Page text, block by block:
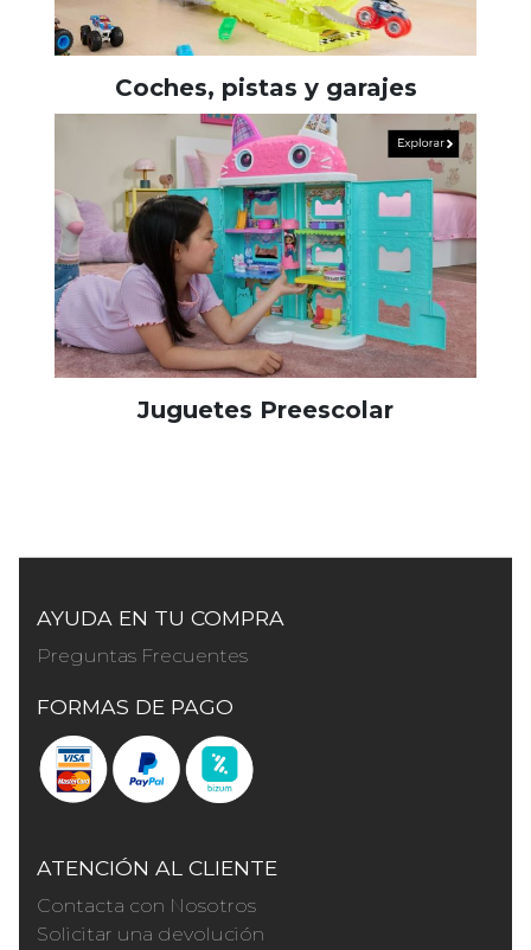
Coches, pistas y garajes
Juguetes Preescolar
AYUDA EN TU COMPRA
Preguntas Frecuentes
FORMAS DE PAGO
ATENCIÓN AL CLIENTE
Contacta con Nosotros
Solicitar una devolución